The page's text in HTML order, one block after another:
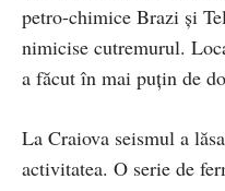
petro-chimice Brazi şi
nimicise cutremurul.
a făcut în mai puţin de
La Craiova seismul a
activitatea. O serie de